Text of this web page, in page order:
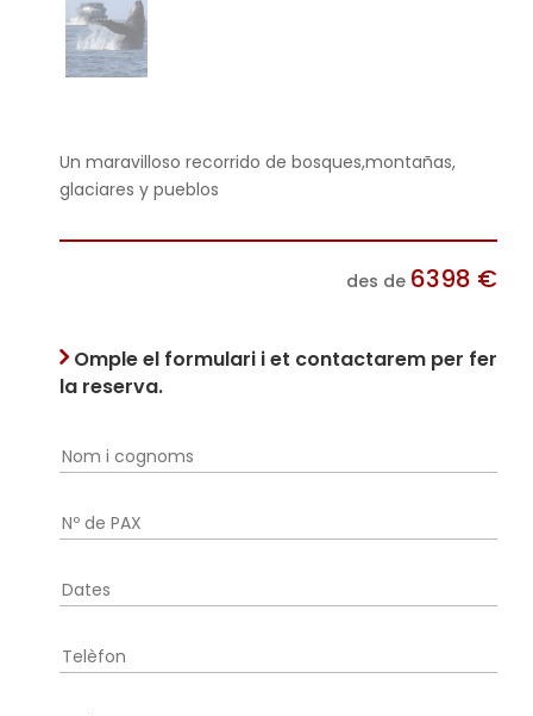
Un maravilloso recorrido de bosques,montañas,
glaciares y pueblos
des de 6398 €
Omple el formulari i et contactarem per fer
la reserva.